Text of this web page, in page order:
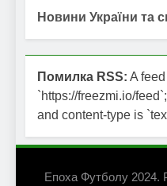
Новини України та
Помилка RSS: A
`https://freezmi.io/
and content-type is
Епоха Футболу 2024.